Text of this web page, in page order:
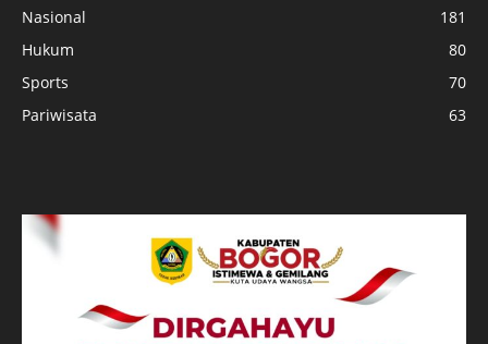
Nasional
181
Hukum
80
Sports
70
Pariwisata
63